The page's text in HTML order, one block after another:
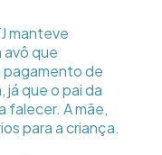
manteve
que
pagamento de
já que o pai da
falecer. A mãe,
para a criança.